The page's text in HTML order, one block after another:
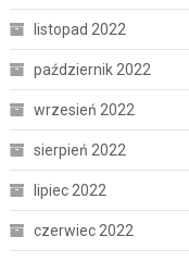
listopad 2022
październik 2022
wrzesień 2022
sierpień 2022
lipiec 2022
czerwiec 2022